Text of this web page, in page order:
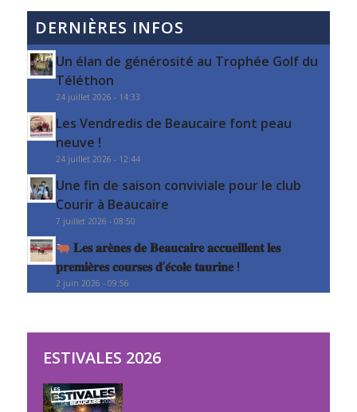
DERNIÈRES INFOS
Un élan de générosité au Trophée Golf du
Téléthon
24 juillet 2026 - 14:33
Les Vendredis de Beaucaire font peau
neuve !
24 juillet 2026 - 12:44
Une fin de saison conviviale pour le club
Courir à Beaucaire
7 juillet 2026 - 08:50
𝐋𝐞𝐬 𝐚𝐫𝐞̀𝐧𝐞𝐬 𝐝𝐞 𝐁𝐞𝐚𝐮𝐜𝐚𝐢𝐫𝐞 𝐚𝐜𝐜𝐮𝐞𝐢𝐥𝐥𝐞𝐧𝐭 𝐥𝐞𝐬
𝐩𝐫𝐞𝐦𝐢𝐞̀𝐫𝐞𝐬 𝐜𝐨𝐮𝐫𝐬𝐞𝐬 𝐝’𝐞́𝐜𝐨𝐥𝐞 𝐭𝐚𝐮𝐫𝐢𝐧𝐞 !
2 juin 2026 - 09:56
ESTIVALES 2026